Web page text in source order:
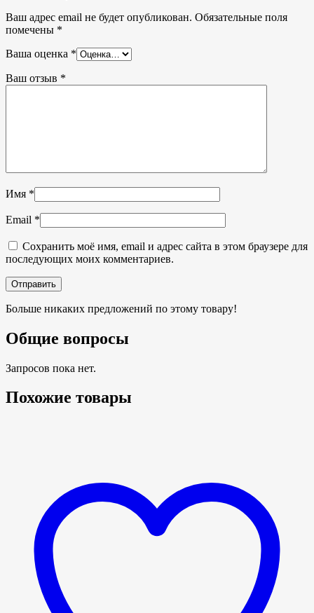
Ваш адрес email не будет опубликован. Обязательные поля
помечены *
Ваша оценка *
Ваш отзыв *
Имя *
Email *
Сохранить моё имя, email и адрес сайта в этом браузере для
последующих моих комментариев.
Больше никаких предложений по этому товару!
Общие вопросы
Запросов пока нет.
Похожие товары